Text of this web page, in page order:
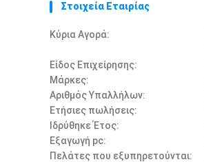
Στοιχεία Εταιρίας
Κύρια Αγορά:
Είδος Επιχείρησης:
Μάρκες:
Αριθμός Υπαλλήλων:
Ετήσιες πωλήσεις:
Ιδρύθηκε Έτος:
Εξαγωγή pc:
Πελάτες που εξυπηρετούνται: